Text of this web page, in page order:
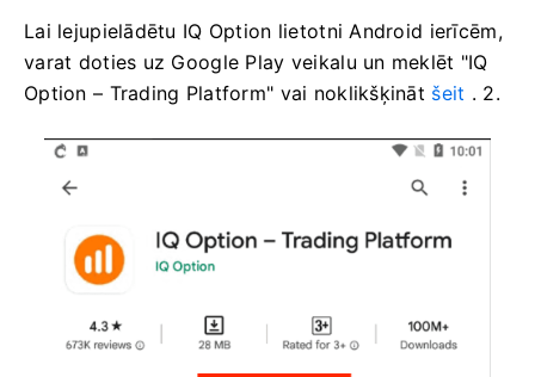
Lai lejupielādētu IQ Option lietotni Android ierīcēm,
varat doties uz Google Play veikalu un meklēt "IQ
Option – Trading Platform" vai noklikšķināt šeit . 2.